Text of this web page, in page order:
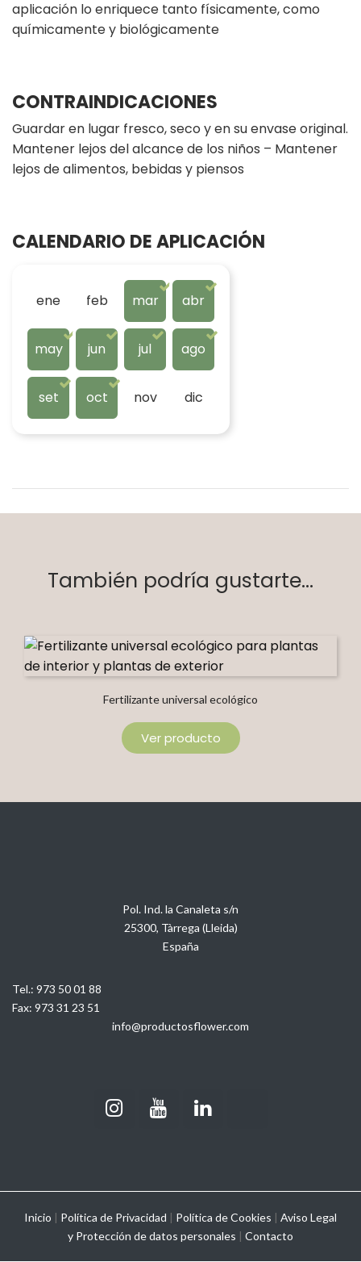
aplicación lo enriquece tanto físicamente, como
químicamente y biológicamente
CONTRAINDICACIONES
Guardar en lugar fresco, seco y en su envase original.
Mantener lejos del alcance de los niños – Mantener
lejos de alimentos, bebidas y piensos
CALENDARIO DE APLICACIÓN
ene feb mar abr
may jun jul ago
set oct nov dic
También podría gustarte...
Fertilizante universal ecológico
Ver producto
Pol. Ind. la Canaleta s/n
25300, Tàrrega (Lleida)
España
Tel.: 973 50 01 88
Fax: 973 31 23 51
info@productosflower.com
Inicio | Política de Privacidad | Política de Cookies | Aviso Legal
y Protección de datos personales | Contacto